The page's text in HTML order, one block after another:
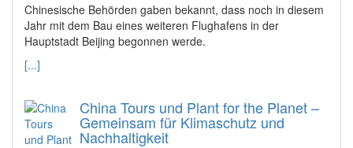
Chinesische Behörden gaben bekannt, dass noch in diesem
Jahr mit dem Bau eines weiteren Flughafens in der
Hauptstadt Beijing begonnen werde.
[...]
China Tours und Plant for the Planet –
Gemeinsam für Klimaschutz und
Nachhaltigkeit